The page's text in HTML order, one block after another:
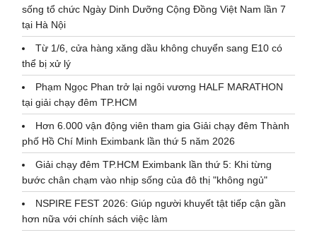
sống tổ chức Ngày Dinh Dưỡng Cộng Đồng Việt Nam lần 7
tại Hà Nội
Từ 1/6, cửa hàng xăng dầu không chuyển sang E10 có
thể bị xử lý
Phạm Ngọc Phan trở lại ngôi vương HALF MARATHON
tại giải chạy đêm TP.HCM
Hơn 6.000 vận động viên tham gia Giải chạy đêm Thành
phố Hồ Chí Minh Eximbank lần thứ 5 năm 2026
Giải chạy đêm TP.HCM Eximbank lần thứ 5: Khi từng
bước chân chạm vào nhịp sống của đô thị "không ngủ"
NSPIRE FEST 2026: Giúp người khuyết tật tiếp cận gần
hơn nữa với chính sách việc làm